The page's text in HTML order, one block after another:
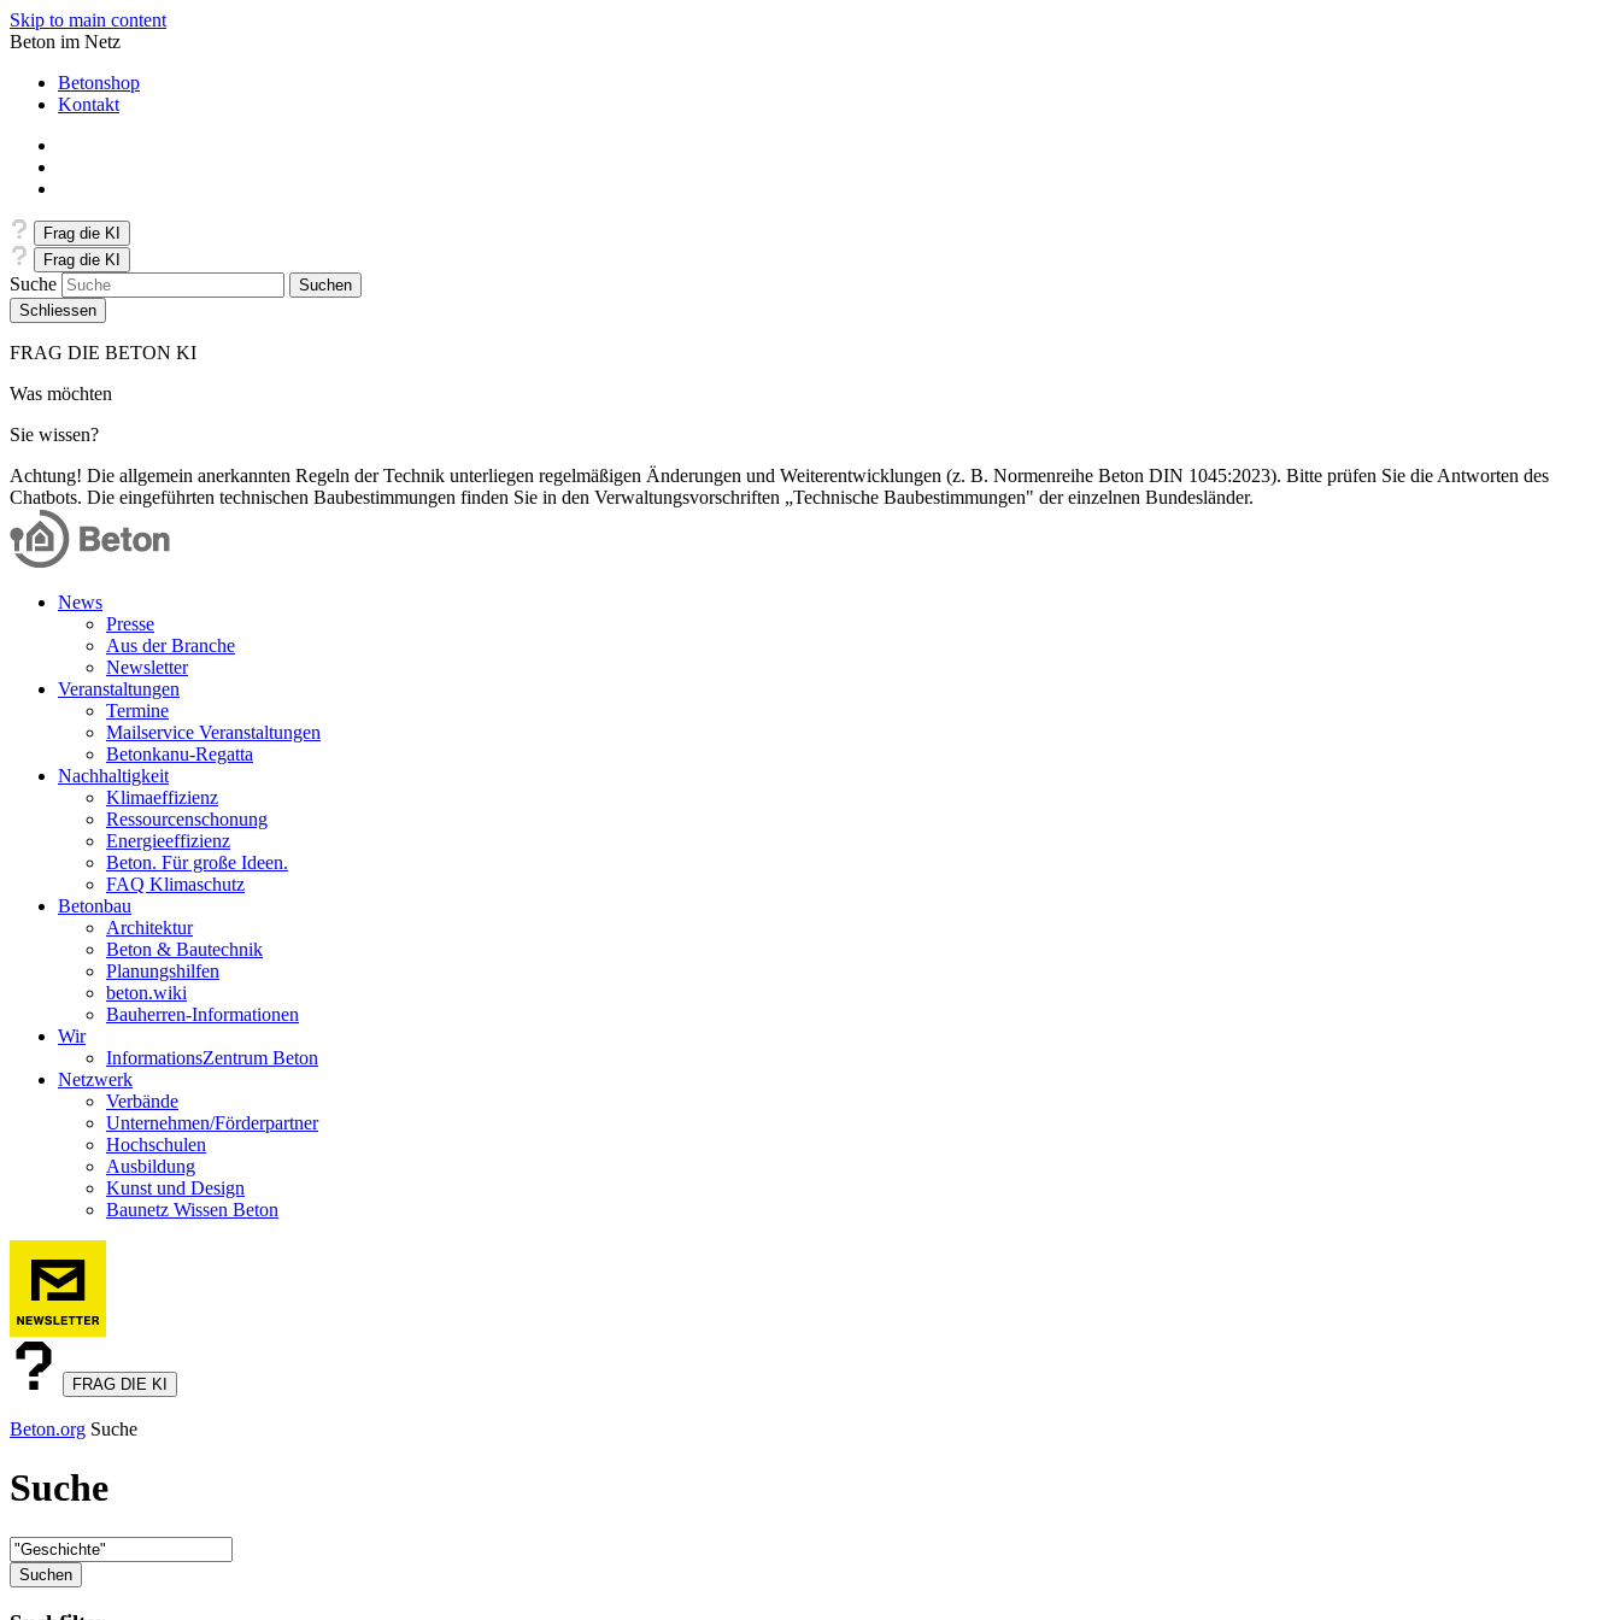
Skip to main content
Beton im Netz
Betonshop
Kontakt
Frag die KI
Frag die KI
Suche
Schliessen
FRAG DIE BETON KI
Was möchten
Sie wissen?
Achtung! Die allgemein anerkannten Regeln der Technik unterliegen regelmäßigen Änderungen und Weiterentwicklungen (z. B. Normenreihe Beton DIN 1045:2023). Bitte prüfen Sie die Antworten des
Chatbots. Die eingeführten technischen Baubestimmungen finden Sie in den Verwaltungsvorschriften „Technische Baubestimmungen" der einzelnen Bundesländer.
News
Presse
Aus der Branche
Newsletter
Veranstaltungen
Termine
Mailservice Veranstaltungen
Betonkanu-Regatta
Nachhaltigkeit
Klimaeffizienz
Ressourcenschonung
Energieeffizienz
Beton. Für große Ideen.
FAQ Klimaschutz
Betonbau
Architektur
Beton & Bautechnik
Planungshilfen
beton.wiki
Bauherren-Informationen
Wir
InformationsZentrum Beton
Netzwerk
Verbände
Unternehmen/Förderpartner
Hochschulen
Ausbildung
Kunst und Design
Baunetz Wissen Beton
FRAG DIE KI
Beton.org Suche
Suche